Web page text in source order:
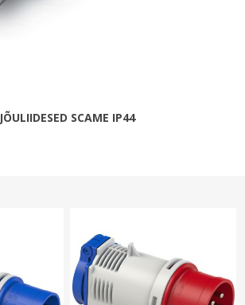
JÕULIIDESED SCAME IP44